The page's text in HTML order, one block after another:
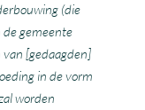
(die
gemeente
[gedaagden]
in de vorm
worden